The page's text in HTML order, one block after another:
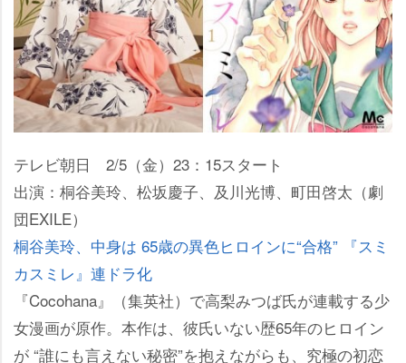
テレビ朝日 2/5（金）23：15スタート
出演：桐谷美玲、松坂慶子、及川光博、町田啓太（劇
団EXILE）
桐谷美玲、中身は 65歳の異色ヒロインに“合格” 『スミ
カスミレ』連ドラ化
『Cocohana』（集英社）で高梨みつば氏が連載する少
女漫画が原作。本作は、彼氏いない歴65年のヒロイン
が “誰にも言えない秘密”を抱えながらも、究極の初恋